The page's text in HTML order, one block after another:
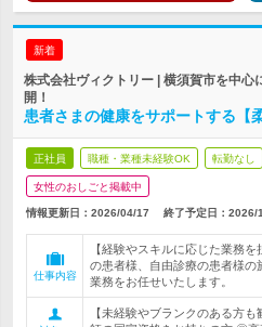
新着
株式会社ヴィクトリー | 横須賀市を中心
開！
患者さまの健康をサポートする【
正社員 職種・業種未経験OK 転勤なし
女性のおしごと掲載中
情報更新日：2026/04/17 終了予定日： 2026/
仕事内容
【経験やスキルに応じた業務
の患者様、自由診療の患者様の
業務をお任せいたします。
【未経験やブランクのある方